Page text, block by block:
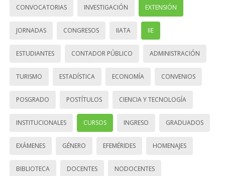
CONVOCATORIAS INVESTIGACIÓN EXTENSIÓN
JORNADAS CONGRESOS IIATA IIE
ESTUDIANTES CONTADOR PÚBLICO ADMINISTRACIÓN
TURISMO ESTADÍSTICA ECONOMÍA CONVENIOS
POSGRADO POSTÍTULOS CIENCIA Y TECNOLOGÍA
INSTITUCIONALES CURSOS INGRESO GRADUADOS
EXÁMENES GÉNERO EFEMÉRIDES HOMENAJES
BIBLIOTECA DOCENTES NODOCENTES